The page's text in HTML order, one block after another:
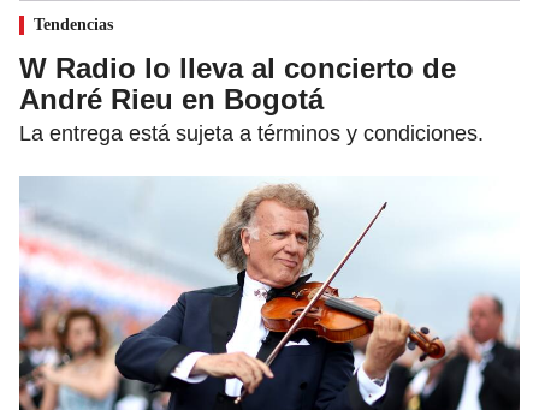
Tendencias
W Radio lo lleva al concierto de
André Rieu en Bogotá
La entrega está sujeta a términos y condiciones.